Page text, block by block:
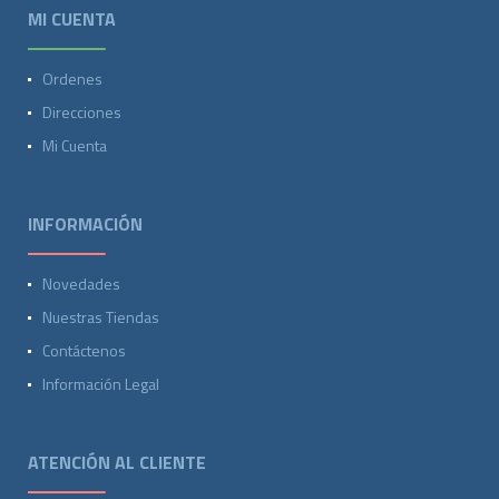
MI CUENTA
Ordenes
Direcciones
Mi Cuenta
INFORMACIÓN
Novedades
Nuestras Tiendas
Contáctenos
Información Legal
ATENCIÓN AL CLIENTE